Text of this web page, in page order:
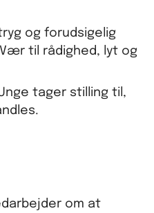
og forudsigelig
til rådighed, lyt og
tager stilling til,
om at